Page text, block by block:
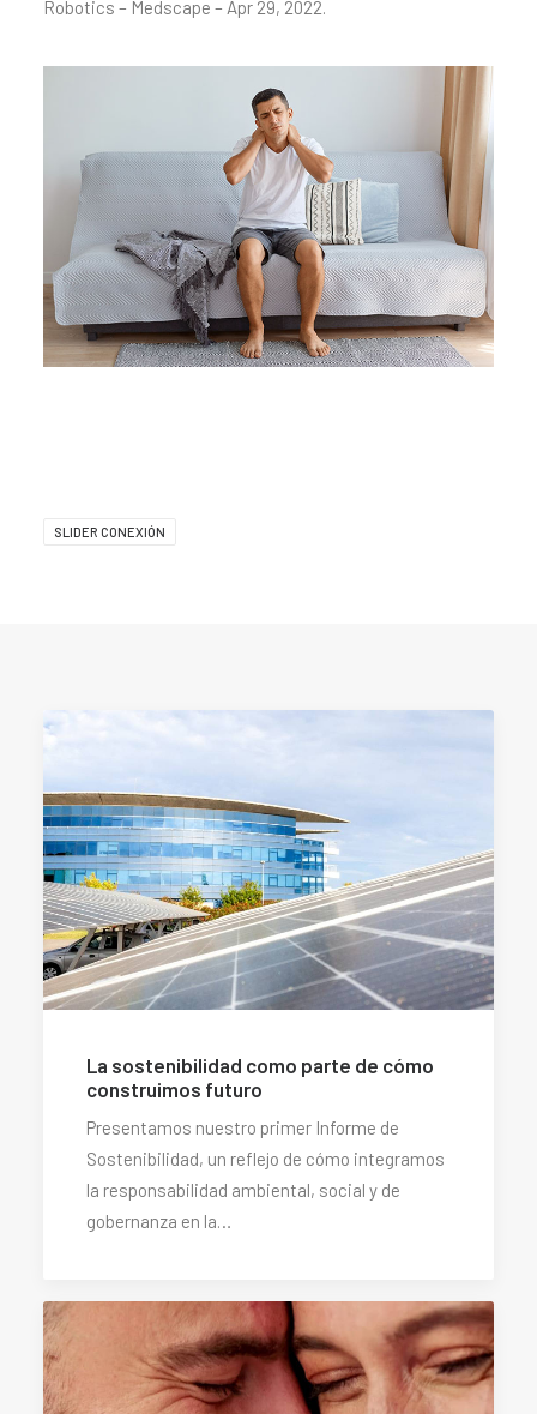
Robotics – Medscape – Apr 29, 2022.
SLIDER CONEXIÓN
La sostenibilidad como parte de cómo
construimos futuro
Presentamos nuestro primer Informe de
Sostenibilidad, un reflejo de cómo integramos
la responsabilidad ambiental, social y de
gobernanza en la…